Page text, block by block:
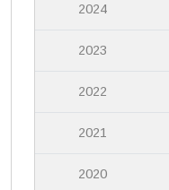
2024
2023
2022
2021
2020